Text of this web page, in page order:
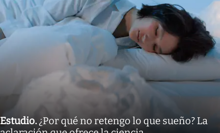
Estudio. ¿Por qué no retengo lo que sueño? La